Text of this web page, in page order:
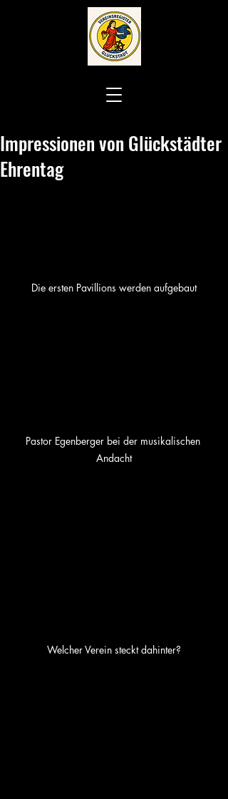
Impressionen von Glückstädter
Ehrentag
Die ersten Pavillions werden aufgebaut
Pastor Egenberger bei der musikalischen
Andacht
Welcher Verein steckt dahinter?